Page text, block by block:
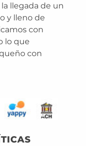
llegada de un
y lleno de
con
lo que
con